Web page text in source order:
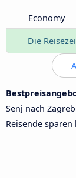
Economy
Die
Senj nach
Reisende